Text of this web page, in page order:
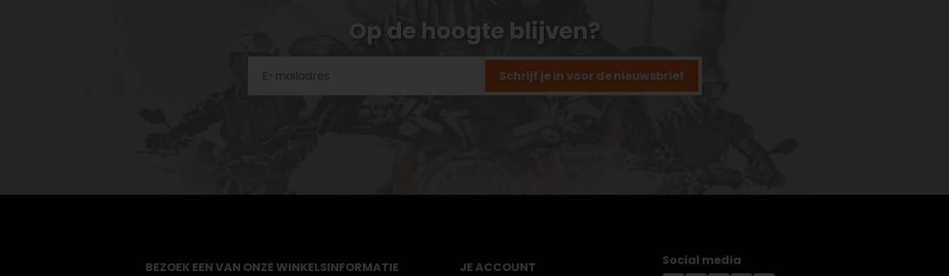
Op de hoogte blijven?
Schrijf je in voor de nieuwsbrief
BEZOEK EEN VAN ONZE WINKELSINFORMATIE JE ACCOUNT Social media